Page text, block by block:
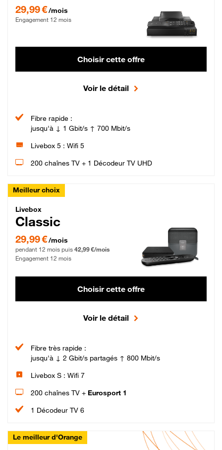
29,99 €/mois
Engagement 12 mois
Choisir cette offre
Voir le détail
Fibre rapide :
jusqu'à ↓ 1 Gbit/s ↑ 700 Mbit/s
Livebox 5 : Wifi 5
200 chaînes TV + 1 Décodeur TV UHD
Meilleur choix
Livebox Classic Fibre
Livebox
Classic
29,99 € par mois pendant 12 mois puis 42,99 € par mois, Engagement 12 mois
29,99 €/mois
pendant 12 mois puis 42,99 €/mois
Engagement 12 mois
Choisir cette offre
Voir le détail
Fibre très rapide :
jusqu'à ↓ 2 Gbit/s partagés ↑ 800 Mbit/s
Livebox S : Wifi 7
200 chaînes TV + Eurosport 1
1 Décodeur TV 6
Le meilleur d'Orange